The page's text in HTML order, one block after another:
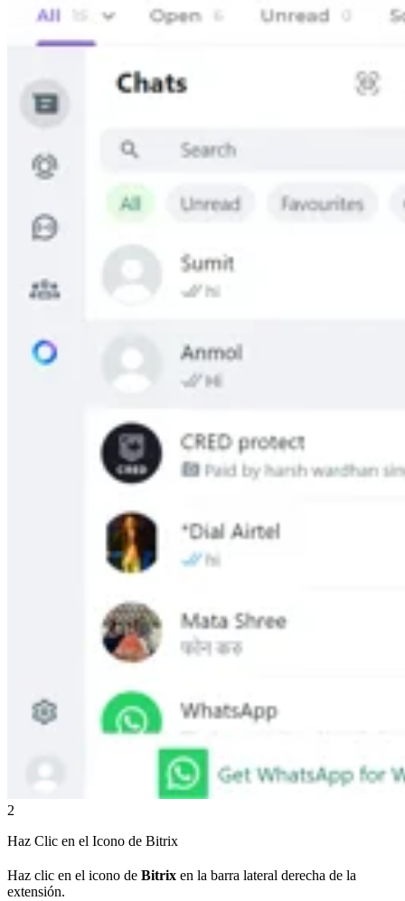
2
Haz Clic en el Icono de Bitrix
Haz clic en el icono de Bitrix en la barra lateral derecha de la
extensión.